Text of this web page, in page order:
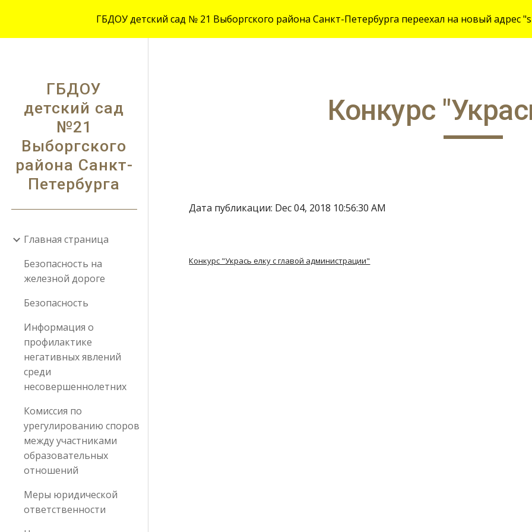
Skip to main content Skip to
ГБДОУ детский сад № 21 Выборгского района Санкт-Петербурга переехал на новый адрес
ГБДОУ
детский сад
№21
Выборгского
района Санкт-
Петербурга
Главная страница
Безопасность на
железной дороге
Безопасность
Информация о
профилактике
негативных явлений
среди
несовершеннолетних
Комиссия по
урегулированию споров
между участниками
образовательных
отношений
Меры юридической
ответственности
Конкурс
Дата публикации: Dec 04, 2018 10:56:30 AM
Конкурс "Укрась елку с главой администрации"